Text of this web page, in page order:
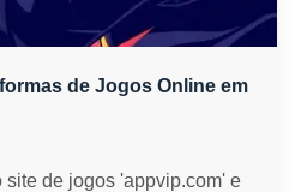
de Jogos Online em
site de jogos 'appvip.com' e